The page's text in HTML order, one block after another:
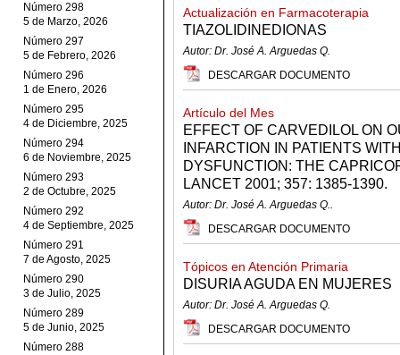
Número 298
5 de Marzo, 2026
Número 297
5 de Febrero, 2026
Número 296
1 de Enero, 2026
Número 295
4 de Diciembre, 2025
Número 294
6 de Noviembre, 2025
Número 293
2 de Octubre, 2025
Número 292
4 de Septiembre, 2025
Número 291
7 de Agosto, 2025
Número 290
3 de Julio, 2025
Número 289
5 de Junio, 2025
Número 288
Actualización en Farmacoterapia
TIAZOLIDINEDIONAS
Autor: Dr. José A. Arguedas Q.
DESCARGAR DOCUMENTO
Artículo del Mes
EFFECT OF CARVEDILOL ON
INFARCTION IN PATIENTS
DYSFUNCTION: THE
LANCET 2001; 357: 1385-1390.
Autor: Dr. José A. Arguedas Q..
DESCARGAR DOCUMENTO
Tópicos en Atención Primaria
DISURIA AGUDA EN MUJERES
Autor: Dr. José A. Arguedas Q.
DESCARGAR DOCUMENTO